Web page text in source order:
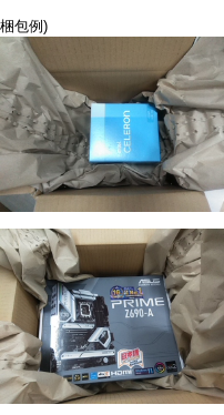
梱包例)